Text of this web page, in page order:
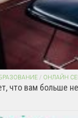
/ ОНЛАЙН
что вам больше